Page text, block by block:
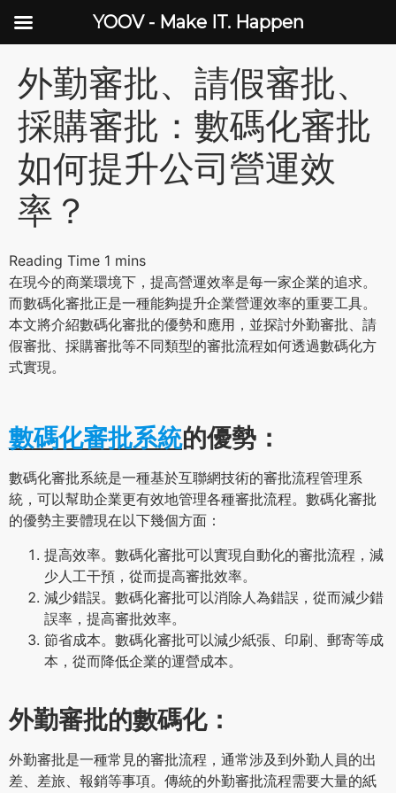
外勤審批、請假審批、
採購審批：數碼化審批
如何提升公司營運效
率？
在現今的商業環境下，提高營運效率是每一家企業的追求。
而數碼化審批正是一種能夠提升企業營運效率的重要工具。
本文將介紹數碼化審批的優勢和應用，並探討外勤審批、請
假審批、採購審批等不同類型的審批流程如何透過數碼化方
式實現。
數碼化審批系統的優勢：
數碼化審批系統是一種基於互聯網技術的審批流程管理系
統，可以幫助企業更有效地管理各種審批流程。數碼化審批
的優勢主要體現在以下幾個方面：
提高效率。數碼化審批可以實現自動化的審批流程，減
少人工干預，從而提高審批效率。
減少錯誤。數碼化審批可以消除人為錯誤，從而減少錯
誤率，提高審批效率。
節省成本。數碼化審批可以減少紙張、印刷、郵寄等成
本，從而降低企業的運營成本。
外勤審批的數碼化：
外勤審批是一種常見的審批流程，通常涉及到外勤人員的出
差、差旅、報銷等事項。傳統的外勤審批流程需要大量的紙
YOOV - Make IT. Happen